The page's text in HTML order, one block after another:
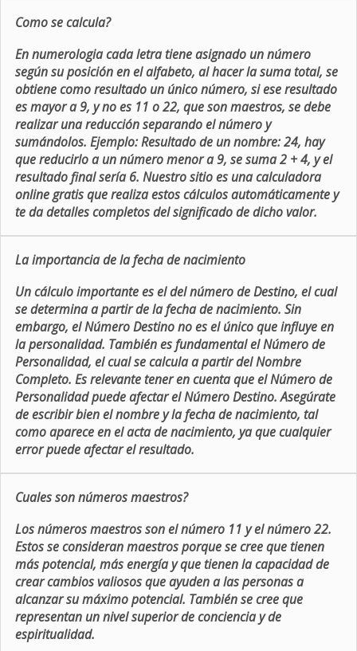
Como se calcula?
En numerologia cada letra tiene asignado un número
según su posición en el alfabeto, al hacer la suma total, se
obtiene como resultado un único número, si ese resultado
es mayor a 9, y no es 11 o 22, que son maestros, se debe
realizar una reducción separando el número y
sumándolos. Ejemplo: Resultado de un nombre: 24, hay
que reducirlo a un número menor a 9, se suma 2 + 4, y el
resultado final sería 6. Nuestro sitio es una calculadora
online gratis que realiza estos cálculos automáticamente y
te da detalles completos del significado de dicho valor.
La importancia de la fecha de nacimiento
Un cálculo importante es el del número de Destino, el cual
se determina a partir de la fecha de nacimiento. Sin
embargo, el Número Destino no es el único que influye en
la personalidad. También es fundamental el Número de
Personalidad, el cual se calcula a partir del Nombre
Completo. Es relevante tener en cuenta que el Número de
Personalidad puede afectar el Número Destino. Asegúrate
de escribir bien el nombre y la fecha de nacimiento, tal
como aparece en el acta de nacimiento, ya que cualquier
error puede afectar el resultado.
Cuales son números maestros?
Los números maestros son el número 11 y el número 22.
Estos se consideran maestros porque se cree que tienen
más potencial, más energía y que tienen la capacidad de
crear cambios valiosos que ayuden a las personas a
alcanzar su máximo potencial. También se cree que
representan un nivel superior de conciencia y de
espiritualidad.